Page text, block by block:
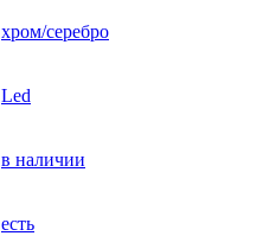
хром/серебро
Led
в наличии
есть